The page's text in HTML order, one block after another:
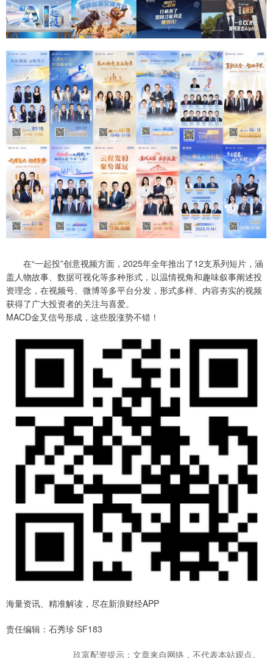
在“一起投”创意视频方面，2025年全年推出了12支系列短片，涵
盖人物故事、数据可视化等多种形式，以温情视角和趣味叙事阐述投
资理念，在视频号、微博等多平台分发，形式多样、内容夯实的视频
获得了广大投资者的关注与喜爱。
MACD金叉信号形成，这些股涨势不错！
海量资讯、精准解读，尽在新浪财经APP
责任编辑：石秀珍 SF183
玖富配资提示：文章来自网络，不代表本站观点。